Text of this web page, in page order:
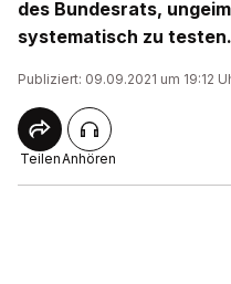
des Bundesrats,
systematisch zu testen.
Publiziert: 09.09.2021 um 19:12
TeilenAnhören